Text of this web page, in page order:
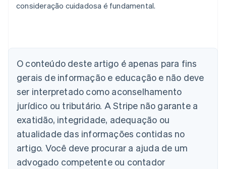
consideração cuidadosa é fundamental.
O conteúdo deste artigo é apenas para fins
gerais de informação e educação e não deve
ser interpretado como aconselhamento
jurídico ou tributário. A Stripe não garante a
exatidão, integridade, adequação ou
atualidade das informações contidas no
artigo. Você deve procurar a ajuda de um
advogado competente ou contador
Deutsch English
Austrália
Áustria
DeutschEnglish
Bélgica
Nederlands FrançaisDeutschEnglish
Brasil
Português English
Bulgária
English